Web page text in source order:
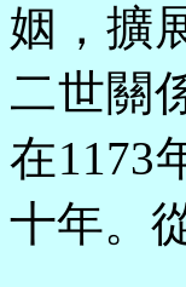
姻，擴
二世關
在1173
十年。